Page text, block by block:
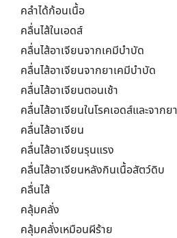
คลำได้ก้อนเนื้อ
คลื่นไส้ในเอดส์
คลื่นไส้อาเจียนจากเคมีบำบัด
คลื่นไส้อาเจียนจากยาเคมีบำบัด
คลื่นไส้อาเจียนตอนเช้า
คลื่นไส้อาเจียนในโรคเอดส์และจาก
คลื่นไส้อาเจียน
คลื่นไส้อาเจียนรุนแรง
คลื่นไส้อาเจียนหลังกินเนื้อสัตว์ดิบ
คลื่นไส้
คลุ้มคลั่ง
คลุ้มคลั่งเหมือนผีร้าย